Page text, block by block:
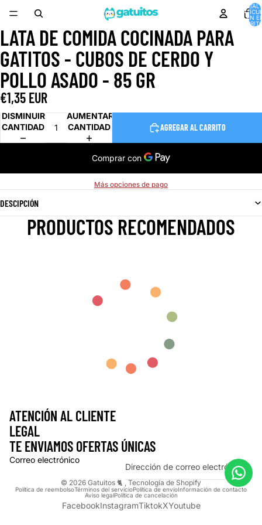
TOTAL
EN
ABRIR
IMAGEN
A
PANTALLA
COMPLETA
LATA DE COMIDA COCINADA PARA
GATITOS - CUBOS DE CERDO Y
POLLO ASADO - 85 GR
€1,35 EUR
DISMINUIR
CANTIDAD
AUMENTAR
CANTIDAD
AGREGAR AL CARRITO
Más opciones de pago
DESCIPCIÓN
PRODUCTOS RECOMENDADOS
ATENCIÓN AL CLIENTE
LEGAL
TE ENVIAMOS OFERTAS ÚNICAS
Correo electrónico
© 2026 Gatuitos 🐈 ,Tecnología de Shopify
Política de reembolsoTérminos del servicioPolítica de envíoInformación de contacto
Aviso legalPolítica de cancelación
FacebookInstagramTiktokXYoutube